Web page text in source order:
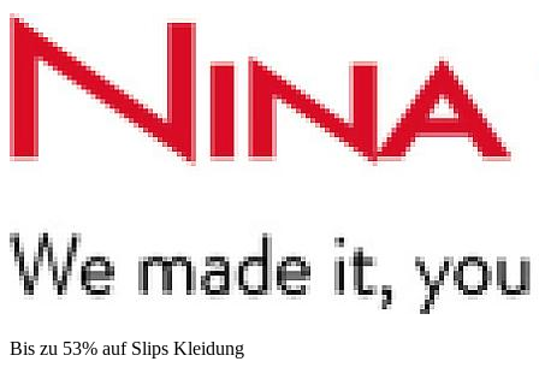
Bis zu 53% auf Slips Kleidung